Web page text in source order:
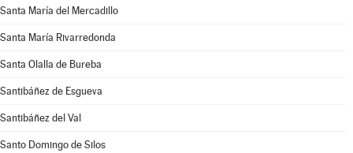
Santa María del Mercadillo
Santa María Rivarredonda
Santa Olalla de Bureba
Santibáñez de Esgueva
Santibáñez del Val
Santo Domingo de Silos